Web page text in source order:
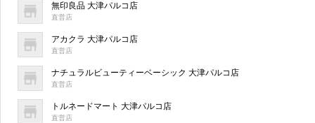
無印良品 大津パルコ店
直営店
アカクラ 大津パルコ店
直営店
ナチュラルビューティーベーシック 大津パルコ店
直営店
トルネードマート 大津パルコ店
直営店